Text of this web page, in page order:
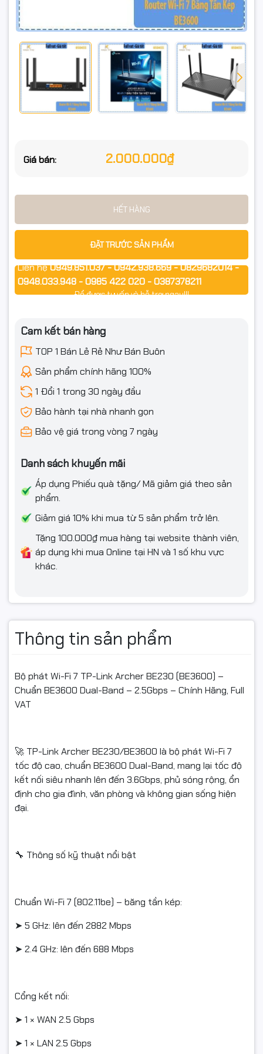
Giá bán: 2.000.000₫
HẾT HÀNG
ĐẶT TRƯỚC SẢN PHẨM
Liên hệ0949.851.037 - 0942.938.669 - 0829682014 -
0948.033.948 - 0985 422 020 - 0387378211
Để được tư vấn và hỗ trợ ngay!!!
Cam kết bán hàng
TOP 1 Bán Lẻ Rẻ Như Bán Buôn
Sản phẩm chính hãng 100%
1 Đổi 1 trong 30 ngày đầu
Bảo hành tại nhà nhanh gọn
Bảo vệ giá trong vòng 7 ngày
Danh sách khuyến mãi
Áp dụng Phiếu quà tặng/ Mã giảm giá theo sản
phẩm.
Giảm giá 10% khi mua từ 5 sản phẩm trở lên.
Tặng 100.000₫ mua hàng tại website thành viên,
áp dụng khi mua Online tại HN và 1 số khu vực
khác.
Thông tin sản phẩm
Bộ phát Wi-Fi 7 TP-Link Archer BE230 (BE3600) –
Chuẩn BE3600 Dual-Band – 2.5Gbps – Chính Hãng, Full
VAT
🚀 TP-Link Archer BE230/BE3600 là bộ phát Wi-Fi 7
tốc độ cao, chuẩn BE3600 Dual-Band, mang lại tốc độ
kết nối siêu nhanh lên đến 3.6Gbps, phủ sóng rộng, ổn
định cho gia đình, văn phòng và không gian sống hiện
đại.
🔧 Thông số kỹ thuật nổi bật
Chuẩn Wi-Fi 7 (802.11be) – băng tần kép:
➤ 5 GHz: lên đến 2882 Mbps
➤ 2.4 GHz: lên đến 688 Mbps
Cổng kết nối:
➤ 1 × WAN 2.5 Gbps
➤ 1 × LAN 2.5 Gbps
➤ Beamforming, MU-MIMO, OFDMA
Công nghệ nâng cao:
➤ MLO (Multi-Link Operation), 4K-QAM, DFS
➤ Hỗ trợ Mesh (EasyMesh) mở rộng phủ sóng
Bảo mật: WPA3, tường lửa, VPN
Diện tích phủ sóng: ~140m² (3 phòng ngủ)
Chế độ hoạt động: Router, Access Point, Guest Network
🎯 Ưu điểm nổi bật
✔ Tốc độ Wi-Fi lên đến 3.6Gbps – đáp ứng xem phim 8K, chơi
game online mượt mà, học tập – làm việc trực tuyến không
giật lag.
✔ Hỗ trợ cổng 2.5Gbps – khai thác tối đa băng thông
Internet cao cấp.
✔ Công nghệ MLO, Beamforming, MU-MIMO – đảm bảo kết nối
ổn định, xuyên tường tốt, nhiều thiết bị vẫn mượt.
an toàn.
✔ Bảo mật cao cấp WPA3, bảo vệ tối đa thiết bị gia đình.
📦 Bộ sản phẩm gồm
01 Cáp mạng RJ45
📌 Điều kiện hoàn hàng
✅ Nếu sản phẩm không sử dụng được hoặc chưa biết cách
dùng, vui lòng liên hệ trước khi hoàn hàng để được hỗ trợ.
✅ Sản phẩm hoàn trả cần được đóng gói nguyên vẹn như lúc
nhận, không thiếu linh kiện hoặc hư hỏng.
còn giá trị sử dụng.
#tplink #archerBE230 #BE3600 #wifi7 #tplinkwifi7
#fullVAT #routergaming #wifigiadinh